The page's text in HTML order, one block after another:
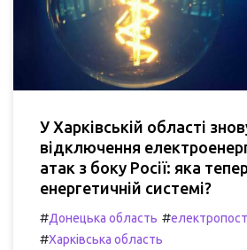
У Харківській області
відключення
атак з боку Росії: яка
енергетичній системі?
#Донецька область #
#Харківська область